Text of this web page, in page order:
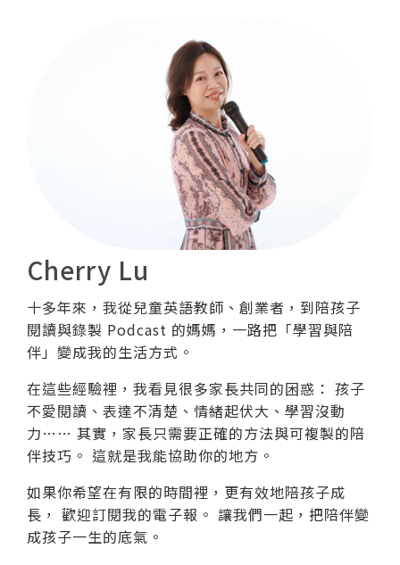
Cherry Lu
十多年來，我從兒童英語教師、創業者，到陪孩子
閱讀與錄製 Podcast 的媽媽，一路把「學習與陪
伴」變成我的生活方式。
在這些經驗裡，我看見很多家長共同的困惑： 孩子
不愛閱讀、表達不清楚、情緒起伏大、學習沒動
力…… 其實，家長只需要正確的方法與可複製的陪
伴技巧。 這就是我能協助你的地方。
如果你希望在有限的時間裡，更有效地陪孩子成
長， 歡迎訂閱我的電子報。 讓我們一起，把陪伴變
成孩子一生的底氣。